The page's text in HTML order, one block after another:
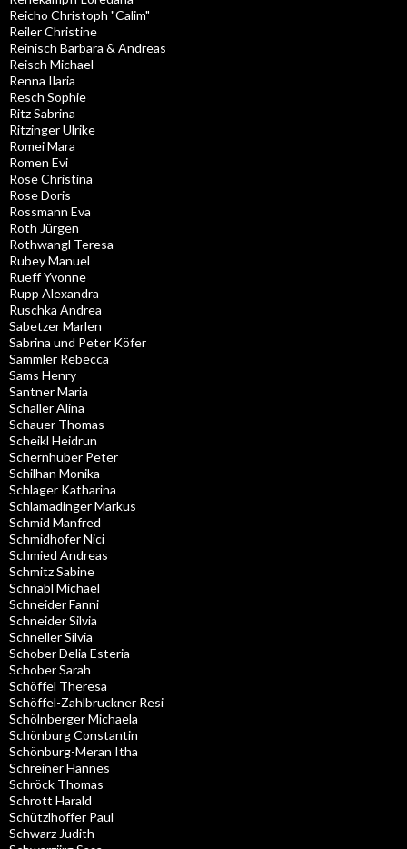
Reicho Christoph "Calim"
Reiler Christine
Reinisch Barbara & Andreas
Reisch Michael
Renna Ilaria
Resch Sophie
Ritz Sabrina
Ritzinger Ulrike
Romei Mara
Romen Evi
Rose Christina
Rose Doris
Rossmann Eva
Roth Jürgen
Rothwangl Teresa
Rubey Manuel
Rueff Yvonne
Rupp Alexandra
Ruschka Andrea
Sabetzer Marlen
Sabrina und Peter Köfer
Sammler Rebecca
Sams Henry
Santner Maria
Schaller Alina
Schauer Thomas
Scheikl Heidrun
Schernhuber Peter
Schilhan Monika
Schlager Katharina
Schlamadinger Markus
Schmid Manfred
Schmidhofer Nici
Schmied Andreas
Schmitz Sabine
Schnabl Michael
Schneider Fanni
Schneider Silvia
Schneller Silvia
Schober Delia Esteria
Schober Sarah
Schöffel Theresa
Schöffel-Zahlbruckner Resi
Schölnberger Michaela
Schönburg Constantin
Schönburg-Meran Itha
Schreiner Hannes
Schröck Thomas
Schrott Harald
Schützlhoffer Paul
Schwarz Judith